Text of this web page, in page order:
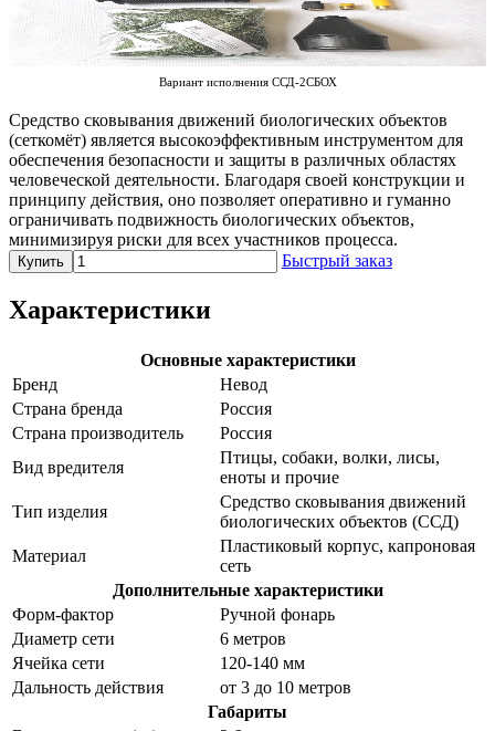
Вариант исполнения ССД-2СБОХ
Средство сковывания движений биологических объектов
(сеткомёт) является высокоэффективным инструментом для
обеспечения безопасности и защиты в различных областях
человеческой деятельности. Благодаря своей конструкции и
принципу действия, оно позволяет оперативно и гуманно
ограничивать подвижность биологических объектов,
минимизируя риски для всех участников процесса.
Купить Быстрый заказ
Характеристики
Основные характеристики
Бренд
Невод
Страна бренда
Россия
Страна производитель
Россия
Вид вредителя
Птицы, собаки, волки, лисы,
еноты и прочие
Тип изделия
Средство сковывания движений
биологических объектов (ССД)
Материал
Пластиковый корпус, капроновая
сеть
Дополнительные характеристики
Форм-фактор
Ручной фонарь
Диаметр сети
6 метров
Ячейка сети
120-140 мм
Дальность действия
от 3 до 10 метров
Габариты